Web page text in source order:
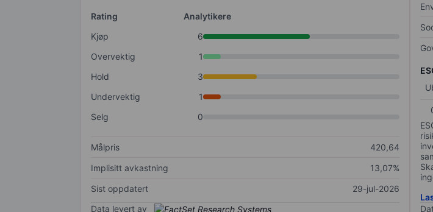
Rating
Analytikere
Kjøp
6
Overvektig
1
Hold
3
Undervektig
1
Selg
0
Målpris
420,64
Implisitt avkastning
13,07%
Sist oppdatert
29-jul-2026
Data levert av